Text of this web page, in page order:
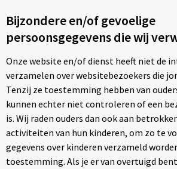
Sport
Tassen
Themapakketten
Veiligheid, Auto en Fiets
Vrije tijd, Drinkflessen, Strand en
Kledingtassen
Koeltassen en Koelboxen
Koffers en Trolleys
Laptop hoezen en tassen
Lunchtassen
Bijzondere en/of gevoelige
persoonsgegevens die wij
Onze website en/of dienst heeft niet de
verzamelen over websitebezoekers die
Tenzij ze toestemming hebben van
kunnen echter niet controleren of een
is. Wij raden ouders dan ook aan
activiteiten van hun kinderen, om zo te
gegevens over kinderen verzameld
toestemming. Als je er van overtuigd